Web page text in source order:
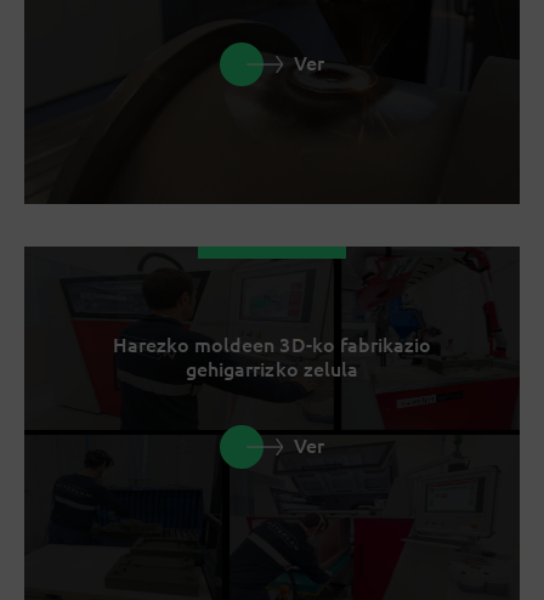
Ver
Harezko moldeen 3D-ko fabrikazio
gehigarrizko zelula
Ver